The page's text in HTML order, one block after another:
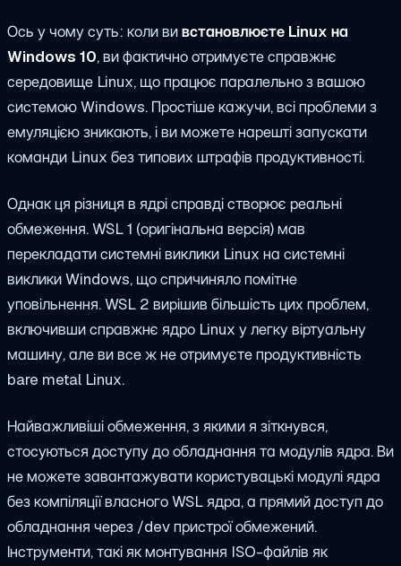
Ось у чому суть: коли вивстановлюєте Linux на
Windows 10, ви фактично отримуєте справжнє
середовище Linux, що працює паралельно з вашою
системою Windows. Простіше кажучи, всі проблеми з
емуляцією зникають, і ви можете нарешті запускати
команди Linux без типових штрафів продуктивності.
Однак ця різниця в ядрі справді створює реальні
обмеження. WSL 1 (оригінальна версія) мав
перекладати системні виклики Linux на системні
виклики Windows, що спричиняло помітне
уповільнення. WSL 2 вирішив більшість цих проблем,
включивши справжнє ядро Linux у легку віртуальну
машину, але ви все ж не отримуєте продуктивність
bare metal Linux.
Найважливіші обмеження, з якими я зіткнувся,
стосуються доступу до обладнання та модулів ядра. Ви
не можете завантажувати користувацькі модулі ядра
без компіляції власного WSL ядра, а прямий доступ до
обладнання через /devпристрої обмежений.
Інструменти, такі як монтування ISO-файлів як